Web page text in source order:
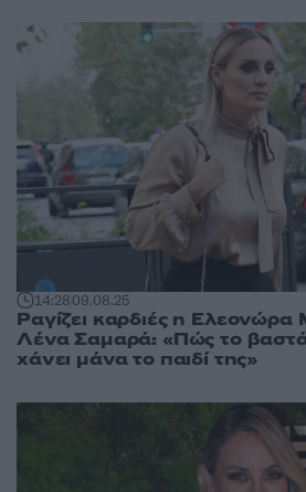
14:2809.08.25
Ραγίζει καρδιές η Ελεονώρα
Λένα Σαμαρά: «Πώς το
χάνει μάνα το παιδί της»